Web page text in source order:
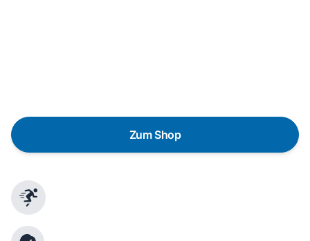
Zum Shop